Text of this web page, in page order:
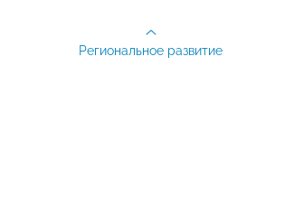
Региональное развитие